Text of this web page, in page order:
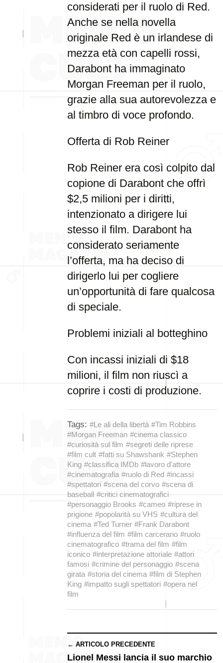
considerati per il ruolo di Red.
Anche se nella novella
originale Red è un irlandese di
mezza età con capelli rossi,
Darabont ha immaginato
Morgan Freeman per il ruolo,
grazie alla sua autorevolezza e
al timbro di voce profondo.
Offerta di Rob Reiner
Rob Reiner era così colpito dal
copione di Darabont che offrì
$2,5 milioni per i diritti,
intenzionato a dirigere lui
stesso il film. Darabont ha
considerato seriamente
l’offerta, ma ha deciso di
dirigerlo lui per cogliere
un’opportunità di fare qualcosa
di speciale.
Problemi iniziali al botteghino
Con incassi iniziali di $18
milioni, il film non riuscì a
coprire i costi di produzione.
Tags: #Le ali della libertà #Tim Robbins
#Morgan Freeman #cinema classico
#curiosità sul film #segreti delle riprese
#film cult #fatti su Shawshank #Stephen
King #classifica IMDb #lavoro d'attore
#cinematografia #ruolo di Red #incassi
#spettatori #scena del corvo #scena di
baseball #critici cinematografici
#personaggio Brooks #cameo #riprese in
prigione #popolarità su VHS #cultura del
cinema #Ted Turner #Frank Darabont
#influenza del film #film carcerario #ruolo
cinematografico #trama del film #film
iconico #interpretazione attoriale #attori
famosi #crimine del personaggio #scena
girata #storia del cinema #film di Stephen
King #impatto sugli spettatori #opera nel
film
← ARTICOLO PRECEDENTE
Lionel Messi lancia il suo marchio